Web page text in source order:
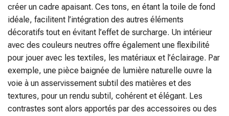
créer un cadre apaisant. Ces tons, en étant la toile de fond
idéale, facilitent l’intégration des autres éléments
décoratifs tout en évitant l’effet de surcharge. Un intérieur
avec des couleurs neutres offre également une flexibilité
pour jouer avec les textiles, les matériaux et l’éclairage. Par
exemple, une pièce baignée de lumière naturelle ouvre la
voie à un asservissement subtil des matières et des
textures, pour un rendu subtil, cohérent et élégant. Les
contrastes sont alors apportés par des accessoires ou des